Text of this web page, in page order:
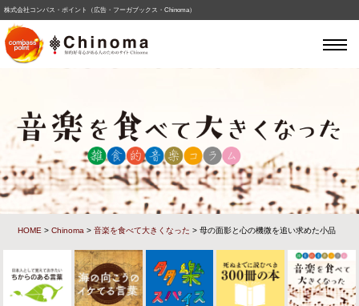
株式会社コンパス・ポイント（広告・フーガブックス・Chinoma）
HOME >Chinoma >音楽を食べて大きくなった > 母の面影と心の機微を追い求めた小品